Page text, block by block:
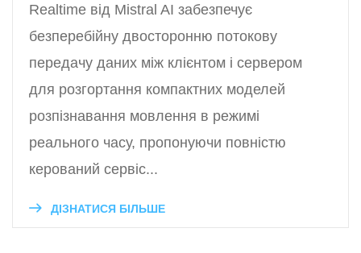
Realtime від Mistral AI забезпечує
безперебійну двосторонню потокову
передачу даних між клієнтом і сервером
для розгортання компактних моделей
розпізнавання мовлення в режимі
реального часу, пропонуючи повністю
керований сервіс...
ДІЗНАТИСЯ БІЛЬШЕ